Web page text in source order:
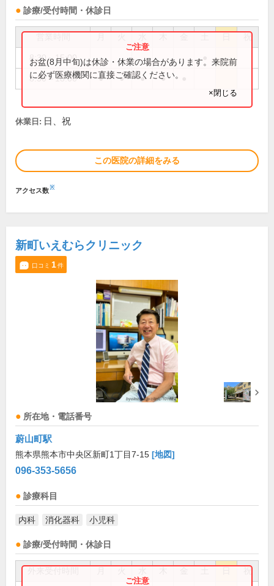
診療/受付時間・休診日
祝
8:30～15:00
8:30～18:00 ● ● ● ●
お盆(8月中旬)は休診・休業の場合があります。来院前
に必ず医療機関に直接ご確認ください。
×閉じる
休業日: 日、祝
この医院の詳細をみる
アクセス数※
新町いえむらクリニック
口コミ 1件
所在地・電話番号
蔚山町駅
熊本県熊本市中央区新町1丁目7-15 [地図]
096-353-5656
診療科目
内科 消化器科 小児科
診療/受付時間・休診日
祝